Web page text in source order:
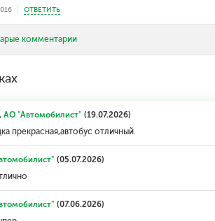
ОТВЕТИТЬ
комментарии
АО "Автомобилист" (19.07.2026)
прекрасная,автобус отличный.
(05.07.2026)
(07.06.2026)